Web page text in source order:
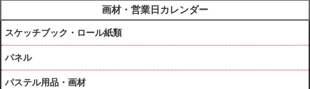
画材・営業日カレンダー
スケッチブック・ロール紙類
パネル
パステル用品・画材